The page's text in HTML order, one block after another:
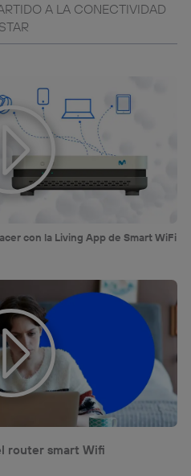
A LA CONECTIVIDAD
con la Living App de Smart WiFi
router smart Wifi